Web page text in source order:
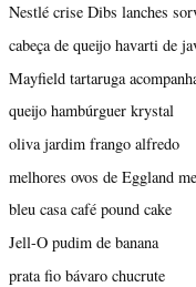
Nestlé crise Dibs lanches
cabeça de queijo havarti de
Mayfield tartaruga
queijo hambúrguer krystal
oliva jardim frango alfredo
melhores ovos de Eggland
bleu casa café pound cake
Jell-O pudim de banana
prata fio bávaro chucrute